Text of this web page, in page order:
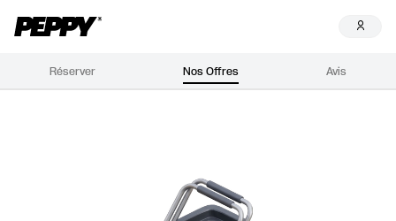
Réserver Nos Offres Avis